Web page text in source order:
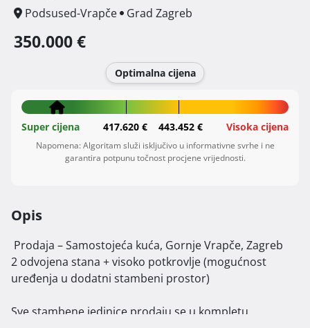
Podsused-Vrapče
Grad Zagreb
350.000 €
Optimalna cijena
Super cijena 417.620 € 443.452 € Visoka cijena
Napomena: Algoritam služi isključivo u informativne svrhe i ne
garantira potpunu točnost procjene vrijednosti.
Opis
2 odvojena stana + visoko potkrovlje (mogućnost
uređenja u dodatni stambeni prostor)
Sve stambene jedinice prodaju se u kompletu.